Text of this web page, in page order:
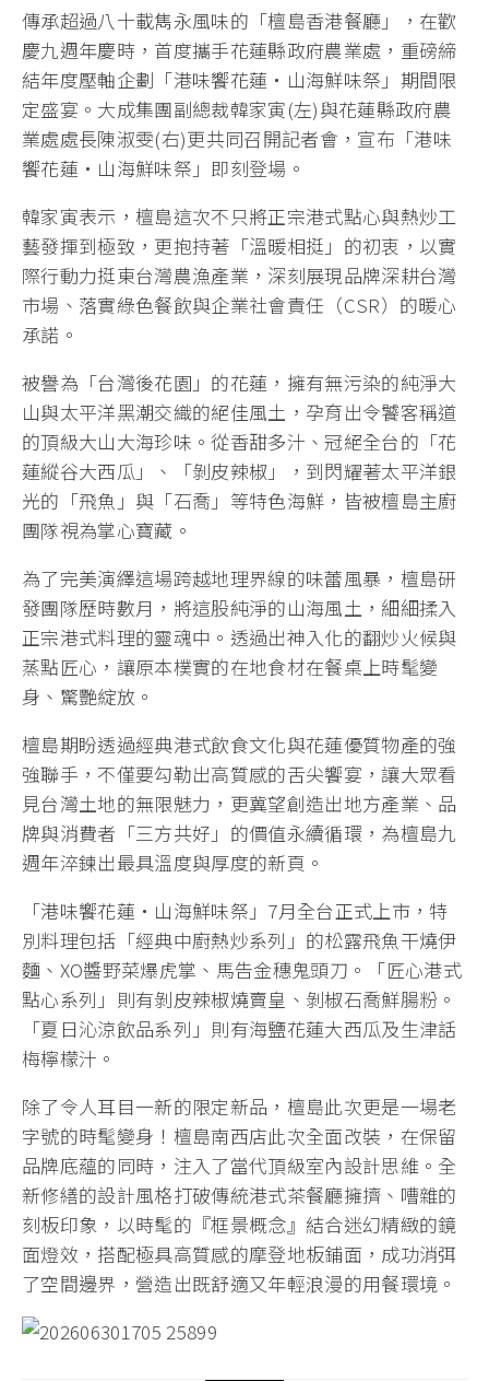
傳承超過八十載雋永風味的「檀島香港餐廳」，在歡
慶九週年慶時，首度攜手花蓮縣政府農業處，重磅締
結年度壓軸企劃「港味饗花蓮‧山海鮮味祭」期間限
定盛宴。大成集團副總裁韓家寅(左)與花蓮縣政府農
業處處長陳淑雯(右)更共同召開記者會，宣布「港味
饗花蓮・山海鮮味祭」即刻登場。
韓家寅表示，檀島這次不只將正宗港式點心與熱炒工
藝發揮到極致，更抱持著「溫暖相挺」的初衷，以實
際行動力挺東台灣農漁產業，深刻展現品牌深耕台灣
市場、落實綠色餐飲與企業社會責任（CSR）的暖心
承諾。
被譽為「台灣後花園」的花蓮，擁有無污染的純淨大
山與太平洋黑潮交織的絕佳風土，孕育出令饕客稱道
的頂級大山大海珍味。從香甜多汁、冠絕全台的「花
蓮縱谷大西瓜」、「剝皮辣椒」，到閃耀著太平洋銀
光的「飛魚」與「石喬」等特色海鮮，皆被檀島主廚
團隊視為掌心寶藏。
為了完美演繹這場跨越地理界線的味蕾風暴，檀島研
發團隊歷時數月，將這股純淨的山海風土，細細揉入
正宗港式料理的靈魂中。透過出神入化的翻炒火候與
蒸點匠心，讓原本樸實的在地食材在餐桌上時髦變
身、驚艷綻放。
檀島期盼透過經典港式飲食文化與花蓮優質物產的強
強聯手，不僅要勾勒出高質感的舌尖饗宴，讓大眾看
見台灣土地的無限魅力，更冀望創造出地方產業、品
牌與消費者「三方共好」的價值永續循環，為檀島九
週年淬鍊出最具溫度與厚度的新頁。
「港味饗花蓮・山海鮮味祭」7月全台正式上市，特
別料理包括「經典中廚熱炒系列」的松露飛魚干燒伊
麵、XO醬野菜爆虎掌、馬告金穗鬼頭刀。「匠心港式
點心系列」則有剝皮辣椒燒賣皇、剝椒石喬鮮腸粉。
「夏日沁涼飲品系列」則有海鹽花蓮大西瓜及生津話
梅檸檬汁。
除了令人耳目一新的限定新品，檀島此次更是一場老
字號的時髦變身！檀島南西店此次全面改裝，在保留
品牌底蘊的同時，注入了當代頂級室內設計思維。全
新修繕的設計風格打破傳統港式茶餐廳擁擠、嘈雜的
刻板印象，以時髦的『框景概念』結合迷幻精緻的鏡
面燈效，搭配極具高質感的摩登地板鋪面，成功消弭
了空間邊界，營造出既舒適又年輕浪漫的用餐環境。